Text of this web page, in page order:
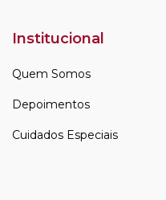
Institucional
Quem Somos
Depoimentos
Cuidados Especiais